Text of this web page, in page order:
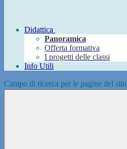
Didattica
Panoramica
Offerta formativa
I progetti delle classi
Info Utili
Campo di ricerca per le pagine del sito